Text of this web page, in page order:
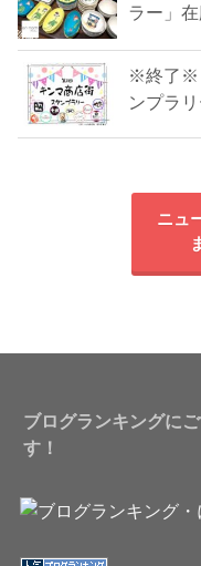
ラー」
※終了※
ンプラ
ニュ
ブログランキングに
す！